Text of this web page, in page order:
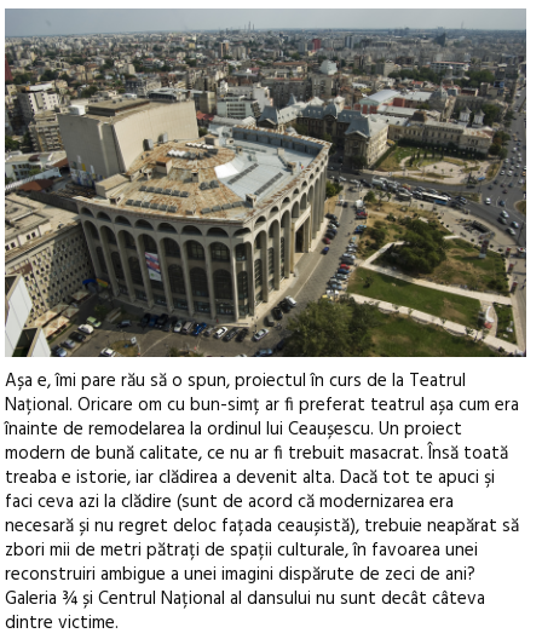
Așa e, îmi pare rău să o spun, proiectul în curs de la Teatrul
Național. Oricare om cu bun-simț ar fi preferat teatrul așa cum era
înainte de remodelarea la ordinul lui Ceaușescu. Un proiect
modern de bună calitate, ce nu ar fi trebuit masacrat. Însă toată
treaba e istorie, iar clădirea a devenit alta. Dacă tot te apuci şi
faci ceva azi la clădire (sunt de acord că modernizarea era
necesară și nu regret deloc fațada ceaușistă), trebuie neapărat să
zbori mii de metri pătrați de spații culturale, în favoarea unei
reconstruiri ambigue a unei imagini dispărute de zeci de ani?
Galeria ¾ și Centrul Național al dansului nu sunt decât câteva
dintre victime.